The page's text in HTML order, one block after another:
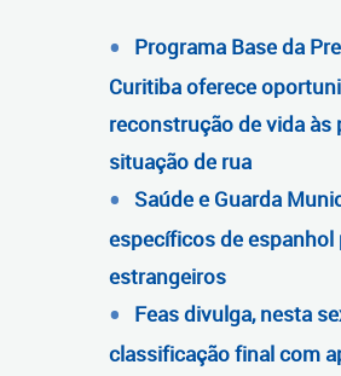
Programa Base da
Curitiba oferece
reconstrução de vida às
situação de rua
Saúde e Guarda
específicos de espanhol
estrangeiros
Feas divulga, nesta
classificação final com